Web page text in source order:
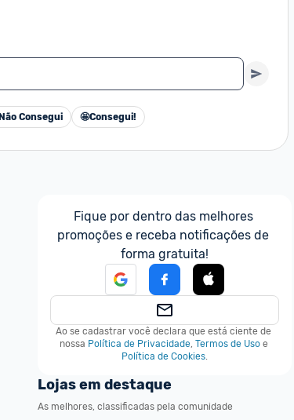
Não Consegui 🤩Consegui!
Fique por dentro das melhores
promoções e receba notificações de
forma gratuita!
Ao se cadastrar você declara que está ciente de
nossa Política de Privacidade, Termos de Uso e
Política de Cookies.
Lojas em destaque
As melhores, classificadas pela comunidade